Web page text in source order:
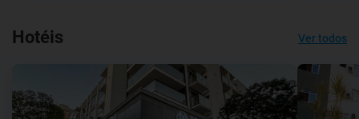
Hotéis Ver todos